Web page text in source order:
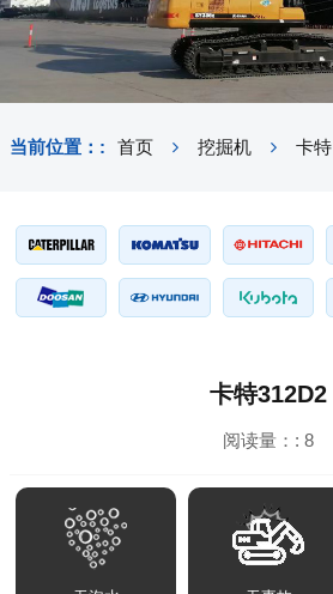
当前位置：: 首页 挖掘机 卡特
卡特312D2
阅读量：: 8